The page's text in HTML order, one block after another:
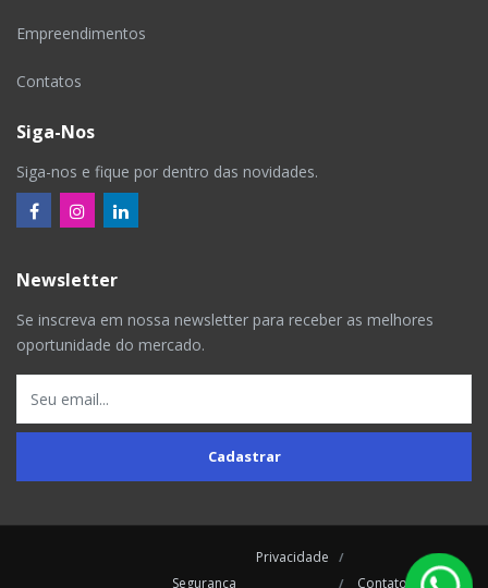
Empreendimentos
Contatos
Siga-Nos
Siga-nos e fique por dentro das novidades.
Newsletter
Se inscreva em nossa newsletter para receber as melhores
oportunidade do mercado.
Cadastrar
Privacidade
Segurança
Contatos